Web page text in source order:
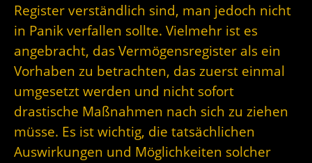
Register verständlich sind, man jedoch nicht
in Panik verfallen sollte. Vielmehr ist es
angebracht, das Vermögensregister als ein
Vorhaben zu betrachten, das zuerst einmal
umgesetzt werden und nicht sofort
drastische Maßnahmen nach sich zu ziehen
müsse. Es ist wichtig, die tatsächlichen
Auswirkungen und Möglichkeiten solcher